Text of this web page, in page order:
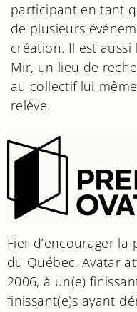
participant en tant
de plusieurs
création. Il est
Mir, un lieu de
au collectif lui-
relève.
Fier d’encourager
du Québec, Avatar
2006, à un(e)
finissant(e)s ayant